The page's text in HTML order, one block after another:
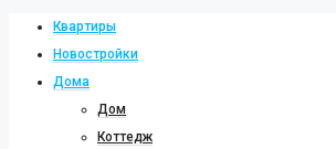
Квартиры
Новостройки
Дома
Дом
Коттедж